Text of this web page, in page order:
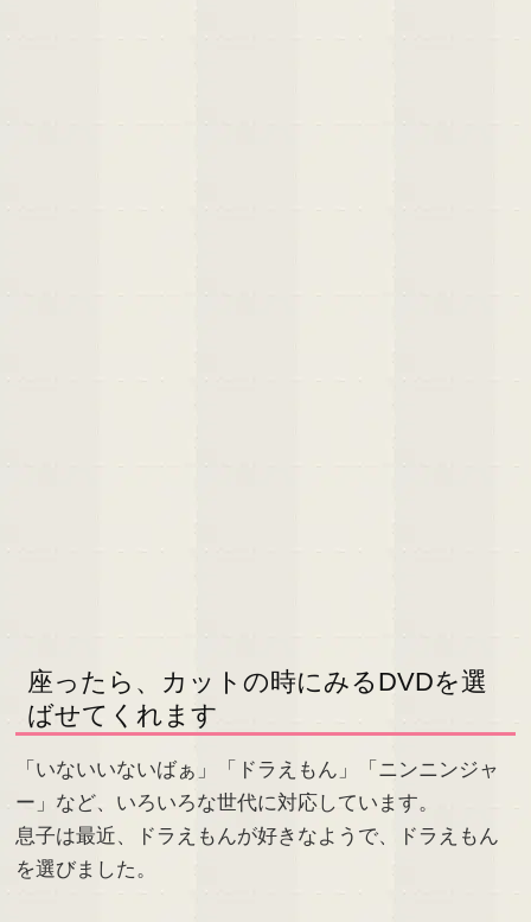
座ったら、カットの時にみるDVDを選
ばせてくれます
「いないいないばぁ」「ドラえもん」「ニンニンジャ
ー」など、いろいろな世代に対応しています。
息子は最近、ドラえもんが好きなようで、ドラえもん
を選びました。